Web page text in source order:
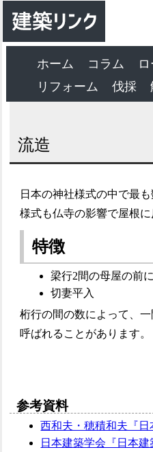
ホーム コラム
リフォーム
伐採
流造
日本の神社様式の中で最
様式も仏寺の影響で屋根に
特徴
梁行2間の母屋の前
切妻平入
桁行の間の数によって、
呼ばれることがあります。
参考資料
西和夫・穂積和夫『
日本建築学会『日本